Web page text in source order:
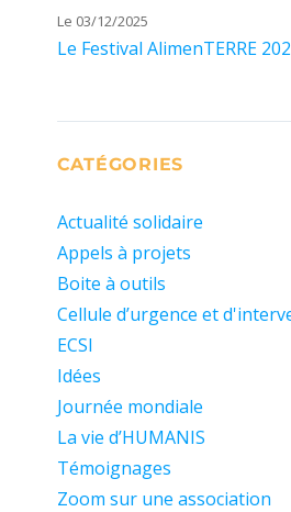
Le 03/12/2025
Le Festival AlimenTERRE
CATÉGORIES
Actualité solidaire
Appels à projets
Boite à outils
Cellule d’urgence et
ECSI
Idées
Journée mondiale
La vie d’HUMANIS
Témoignages
Zoom sur une association